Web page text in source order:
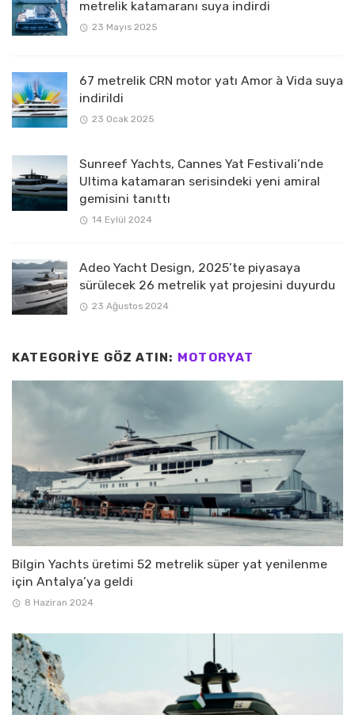
metrelik katamaranı suya indirdi
23 Mayıs 2025
67 metrelik CRN motor yatı Amor à Vida suya
indirildi
23 Ocak 2025
Sunreef Yachts, Cannes Yat Festivali’nde
Ultima katamaran serisindeki yeni amiral
gemisini tanıttı
14 Eylül 2024
Adeo Yacht Design, 2025’te piyasaya
sürülecek 26 metrelik yat projesini duyurdu
23 Ağustos 2024
KATEGORIYE GÖZ ATIN: MOTORYAT
Bilgin Yachts üretimi 52 metrelik süper yat yenilenme
için Antalya’ya geldi
8 Haziran 2024